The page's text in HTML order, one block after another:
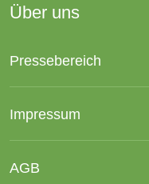
Über uns
Pressebereich
Impressum
AGB